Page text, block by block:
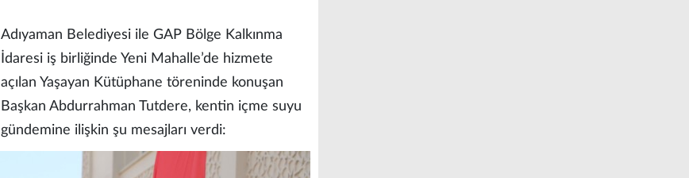
Adıyaman Belediyesi ile GAP Bölge Kalkınma
İdaresi iş birliğinde Yeni Mahalle’de hizmete
açılan Yaşayan Kütüphane töreninde konuşan
Başkan Abdurrahman Tutdere, kentin içme suyu
gündemine ilişkin şu mesajları verdi: